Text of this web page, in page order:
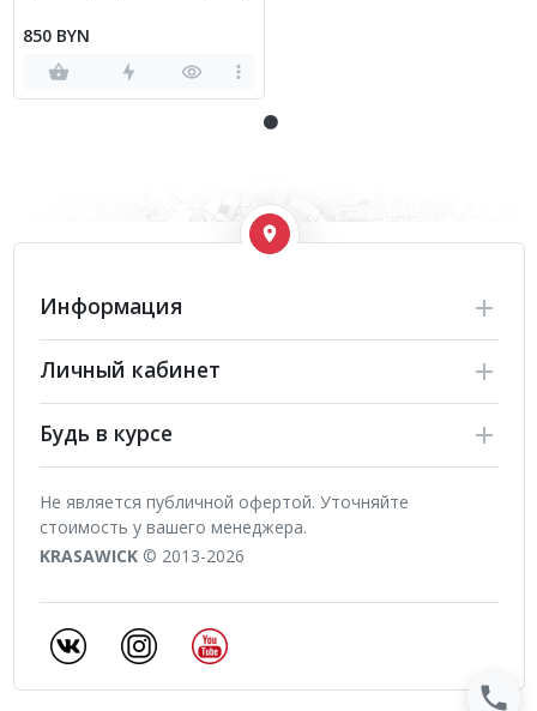
850 BYN
Информация
Личный кабинет
Будь в курсе
Не является публичной офертой. Уточняйте
стоимость у вашего менеджера.
KRASAWICK © 2013-2026